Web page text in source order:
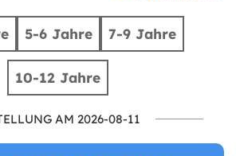
5-6 Jahre 7-9 Jahre
10-12 Jahre
AM 2026-08-11